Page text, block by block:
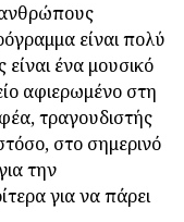
ανθρώπους
είναι πολύ
ένα μουσικό
αφιερωμένο στη
τραγουδιστής
στο σημερινό
την
για να πάρει